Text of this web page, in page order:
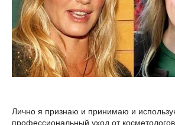
Лично я признаю и принимаю и
профессиональный уход от